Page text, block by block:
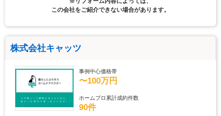
この会社をご紹介できない場合があります。
株式会社キャッツ
事例中心価格帯
〜100万円
ホームプロ累計成約件数
90件